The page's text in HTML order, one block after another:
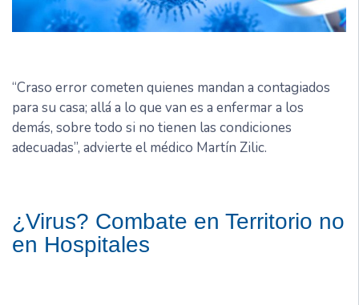
“Craso error cometen quienes mandan a contagiados
para su casa; allá a lo que van es a enfermar a los
demás, sobre todo si no tienen las condiciones
adecuadas”, advierte el médico Martín Zilic.
¿Virus? Combate en Territorio no
en Hospitales